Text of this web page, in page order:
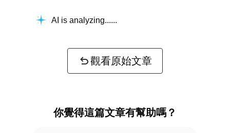
AI is analyzing...
觀看原始文章
你覺得這篇文章有幫助嗎？